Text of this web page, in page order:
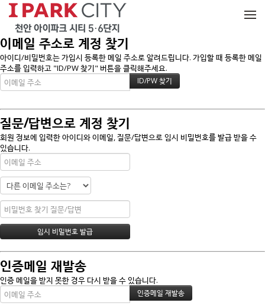
메뉴 건너뛰기
이메일 주소로 계정 찾기
아이디/비밀번호는 가입시 등록한 메일 주소로 알려드립니다. 가입할 때 등록한 메일
주소를 입력하고 "ID/PW 찾기" 버튼을 클릭해주세요.
질문/답변으로 계정 찾기
회원 정보에 입력한 아이디와 이메일, 질문/답변으로 임시 비밀번호를 발급 받을 수
있습니다.
인증메일 재발송
인증 메일을 받지 못한 경우 다시 받을 수 있습니다.